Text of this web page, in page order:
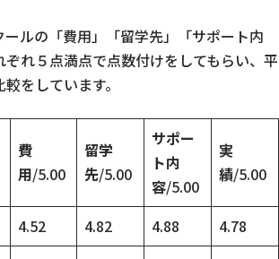
ールの「費用」「留学先」「サポート内
れ５点満点で点数付けをしてもらい、平
をしています。
費
用/5.00
留学
先/5.00
サポー
ト内
容/5.00
実
績/5.00
4.52 4.82 4.88
4.78